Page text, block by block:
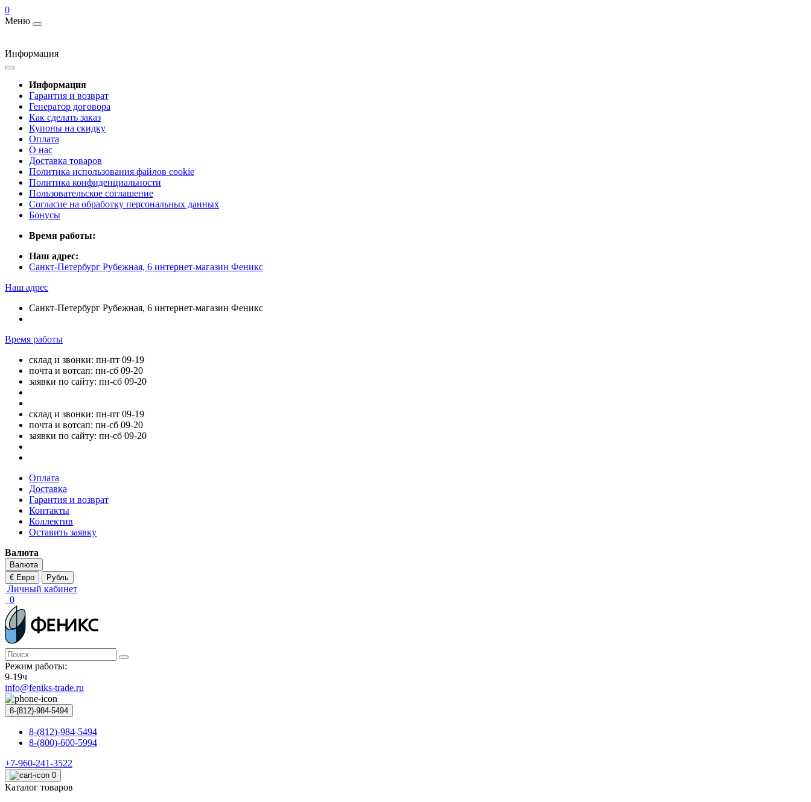
0
Меню
Информация
Информация
Гарантия и возврат
Генератор договора
Как сделать заказ
Купоны на скидку
Оплата
О нас
Доставка товаров
Политика использования файлов cookie
Политика конфиденциальности
Пользовательское соглашение
Согласие на обработку персональных данных
Бонусы
Время работы:
Наш адрес:
Санкт-Петербург Рубежная, 6 интернет-магазин Феникс
Наш адрес
Санкт-Петербург Рубежная, 6 интернет-магазин Феникс
Время работы
склад и звонки: пн-пт 09-19
почта и вотсап: пн-сб 09-20
заявки по сайту: пн-сб 09-20
склад и звонки: пн-пт 09-19
почта и вотсап: пн-сб 09-20
заявки по сайту: пн-сб 09-20
Оплата
Доставка
Гарантия и возврат
Контакты
Коллектив
Оставить заявку
Валюта
Валюта
€ Евро
Рубль
Личный кабинет
0
Режим работы:
9-19ч
info@feniks-trade.ru
8-(812)-984-5494
8-(812)-984-5494
8-(800)-600-5994
+7-960-241-3522
0
Каталог товаров